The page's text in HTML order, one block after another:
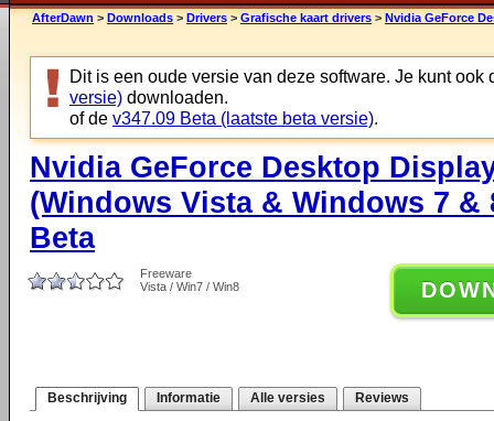
AfterDawn > Downloads > Drivers > Grafische kaart drivers > Nvidia GeForce
Dit is een oude versie van deze software. Je kunt ook
versie) downloaden.
of de v347.09 Beta (laatste beta versie).
Nvidia GeForce Desktop
(Windows Vista & Windows 7 &
Beta
Freeware
Vista / Win7 / Win8
Beschrijving Informatie Alle versies Reviews